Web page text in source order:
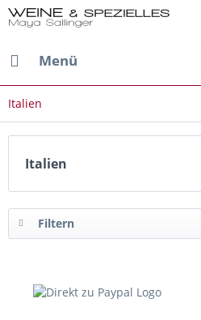
Menü
Italien
Italien
Filtern